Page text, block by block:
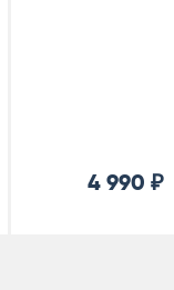
4 990 ₽